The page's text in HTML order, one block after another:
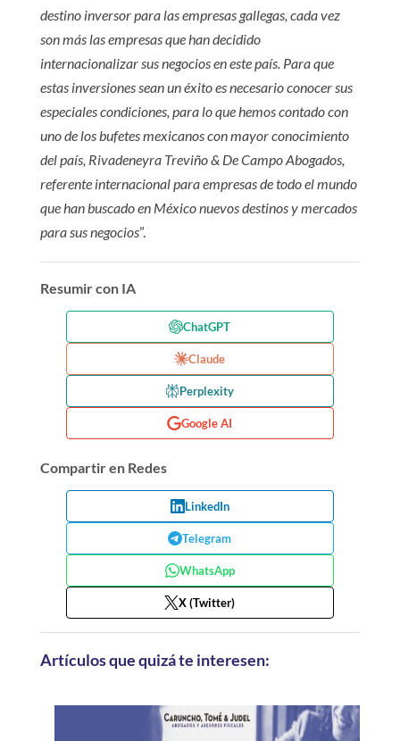
destino inversor para las empresas gallegas, cada vez
son más las empresas que han decidido
internacionalizar sus negocios en este país. Para que
estas inversiones sean un éxito es necesario conocer sus
especiales condiciones, para lo que hemos contado con
uno de los bufetes mexicanos con mayor conocimiento
del país, Rivadeneyra Treviño & De Campo Abogados,
referente internacional para empresas de todo el mundo
que han buscado en México nuevos destinos y mercados
para sus negocios”.
Resumir con IA
ChatGPT
Claude
Perplexity
Google AI
Compartir en Redes
LinkedIn
Telegram
WhatsApp
X (Twitter)
Artículos que quizá te interesen: